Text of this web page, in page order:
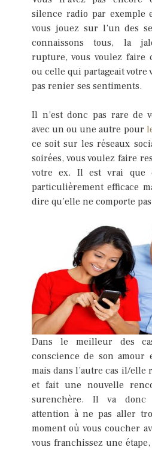
silence radio par exemple
vous jouez sur l’un des
connaissons tous, la
rupture, vous voulez faire
ou celle qui partageait votre
pas renier ses sentiments.
Il n’est donc pas rare de
avec un ou une autre pour
ce soit sur les réseaux
soirées, vous voulez faire
votre ex. Il est vrai que
particulièrement efficace
dire qu’elle ne comporte
Dans le meilleur des
conscience de son amour
mais dans l’autre cas il/elle
et fait une nouvelle
surenchère. Il va
attention à ne pas aller
moment où vous coucher
vous franchissez une